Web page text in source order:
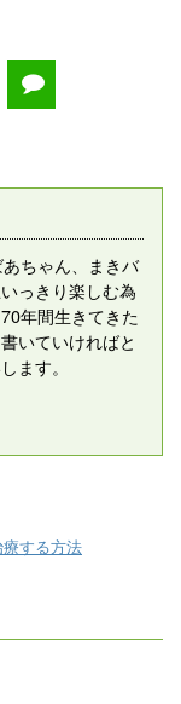
ちゃん、まきバ
っきり楽しむ為
年間生きてきた
いていければと
ます。
する方法